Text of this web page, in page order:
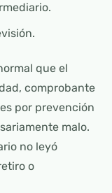
que el
comprobante
por prevención
malo.
no leyó
o